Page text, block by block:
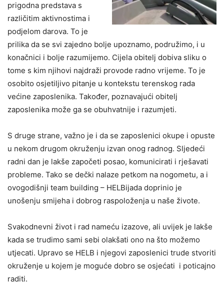
prigodna predstava s
različitim aktivnostima i
podjelom darova. To je
prilika da se svi zajedno bolje upoznamo, podružimo, i u
konačnici i bolje razumijemo. Cijela obitelj dobiva sliku o
tome s kim njihovi najdraži provode radno vrijeme. To je
osobito osjetiljivo pitanje u kontekstu terenskog rada
većine zaposlenika. Također, poznavajući obitelj
zaposlenika može ga se obuhvatnije i razumjeti.
S druge strane, važno je i da se zaposlenici okupe i opuste
u nekom drugom okruženju izvan onog radnog. Sljedeći
radni dan je lakše započeti posao, komunicirati i rješavati
probleme. Tako se dečki nalaze petkom na nogometu, a i
ovogodišnji team building – HELBijada doprinio je
unošenju smijeha i dobrog raspoloženja u naše živote.
Svakodnevni život i rad nameću izazove, ali uvijek je lakše
kada se trudimo sami sebi olakšati ono na što možemo
utjecati. Upravo se HELB i njegovi zaposlenici trude stvoriti
okruženje u kojem je moguće dobro se osjećati i poticajno
raditi.